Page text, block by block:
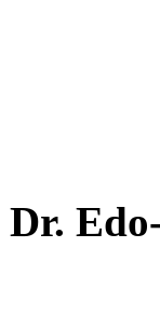
Dr.